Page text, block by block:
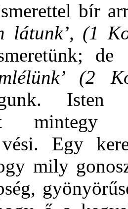
bír
látunk’, (1
de
(2
mintegy
Egy
mily